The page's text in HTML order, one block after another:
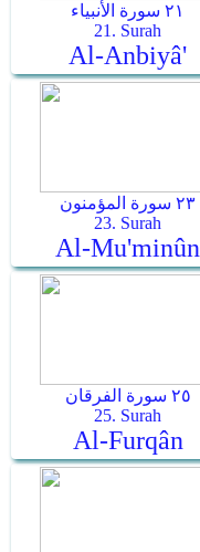
٢١ سورة الأنبياء
21. Surah
Al-Anbiyâ'
٢٣ سورة المؤمنون
23. Surah
Al-Mu'minûn
٢٥ سورة الفرقان
25. Surah
Al-Furqân